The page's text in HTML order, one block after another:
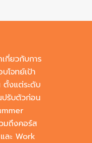
เกี่ยวกับการ
โจทย์เป้า
ตั้งแต่ระดับ
ปรับตัวก่อน
มถึงคอร์ส
ละ Work